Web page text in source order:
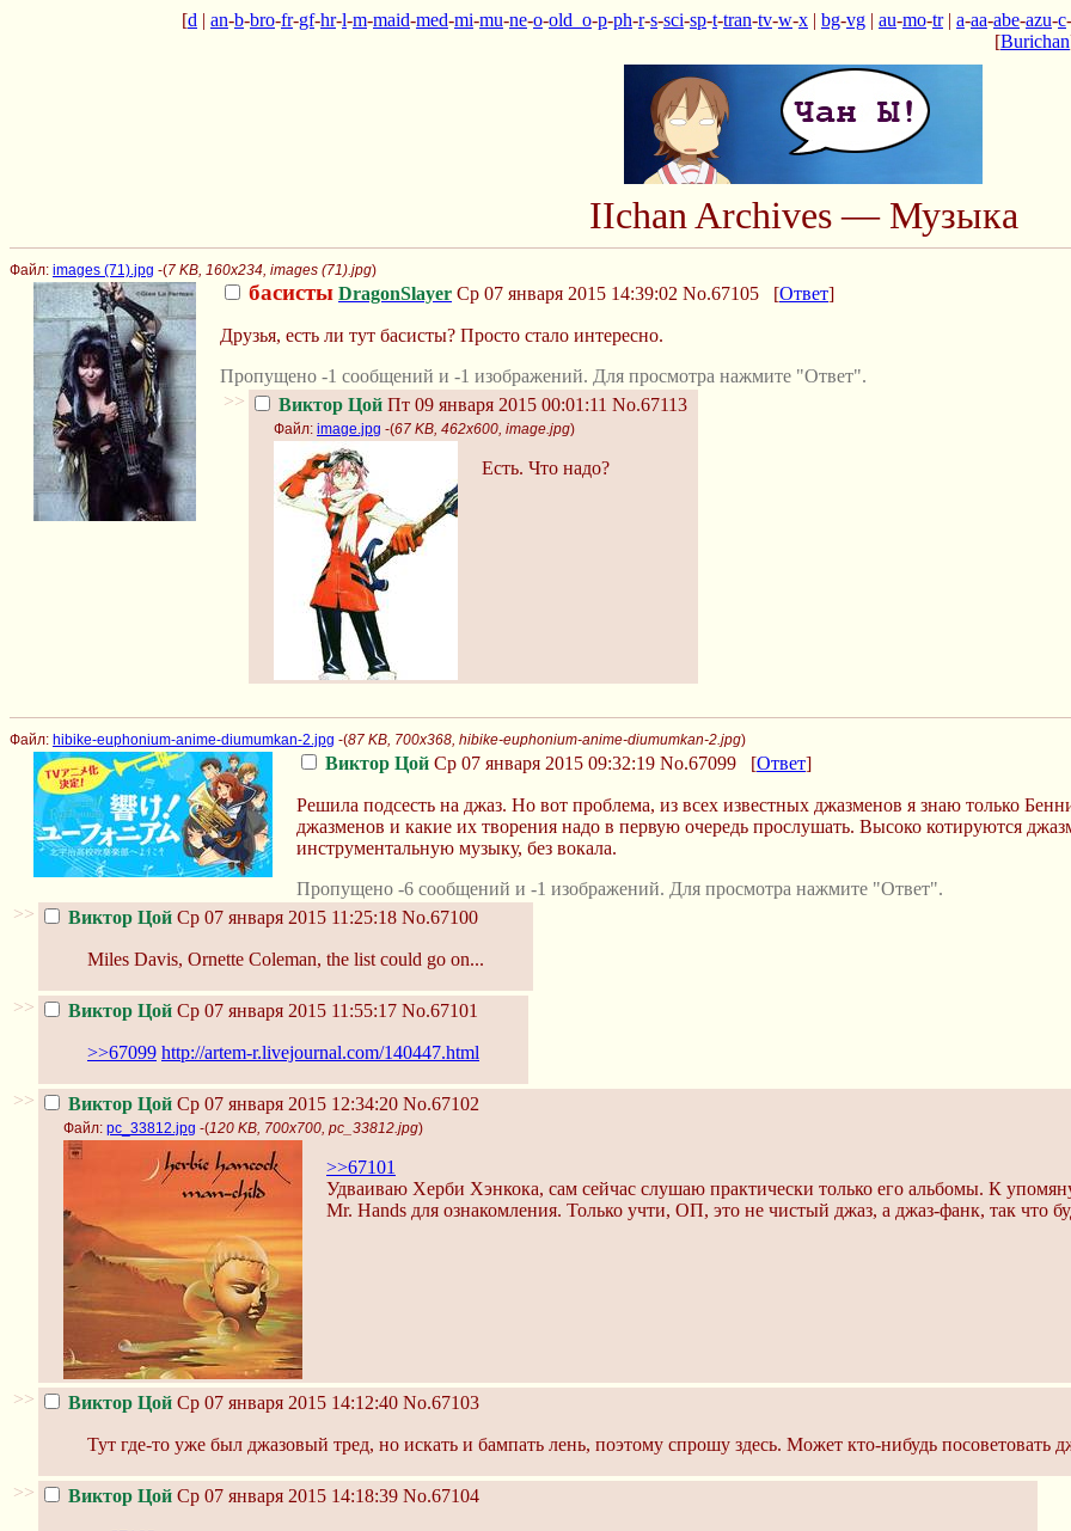
[d | an-b-bro-fr-gf-hr-l-m-maid-med-mi-mu-ne-o-old_o-p-ph-r-s-sci-sp-t-tran-tv-w-x | bg-vg | au-mo-tr| a-aa-abe-azu-c-
[Burichan
IIchan Archives — Музыка
Файл: images (71).jpg -(7 KB, 160x234, images (71).jpg)
басисты DragonSlayer Ср 07 января 2015 14:39:02 No.67105 [Ответ]
Друзья, есть ли тут басисты? Просто стало интересно.
Пропущено -1 сообщений и -1 изображений. Для просмотра нажмите "Ответ".
>>
Виктор Цой Пт 09 января 2015 00:01:11 No.67113
Файл: image.jpg -(67 KB, 462x600, image.jpg)
Есть. Что надо?
Файл: hibike-euphonium-anime-diumumkan-2.jpg -(87 KB, 700x368, hibike-euphonium-anime-diumumkan-2.jpg)
Виктор Цой Ср 07 января 2015 09:32:19 No.67099 [Ответ]
Решила подсесть на джаз. Но вот проблема, из всех известных джазменов я знаю только
джазменов и какие их творения надо в первую очередь прослушать. Высоко котируются
инструментальную музыку, без вокала.
Пропущено -6 сообщений и -1 изображений. Для просмотра нажмите "Ответ".
>>
Виктор Цой Ср 07 января 2015 11:25:18 No.67100
Miles Davis, Ornette Coleman, the list could go on...
>> Виктор Цой Ср 07 января 2015 11:55:17 No.67101
>>67099 http://artem-r.livejournal.com/140447.html
>> Виктор Цой Ср 07 января 2015 12:34:20 No.67102
Файл: pc_33812.jpg -(120 KB, 700x700, pc_33812.jpg)
>>67101
Удваиваю Херби Хэнкока, сам сейчас слушаю практически только его альбомы. К
Mr. Hands для ознакомления. Только учти, ОП, это не чистый джаз, а джаз-фанк, так что
>> Виктор Цой Ср 07 января 2015 14:12:40 No.67103
Тут где-то уже был джазовый тред, но искать и бампать лень, поэтому спрошу здесь. Может кто-нибудь посоветовать
>> Виктор Цой Ср 07 января 2015 14:18:39 No.67104